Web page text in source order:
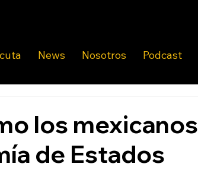
News Nosotros Podcast
los mexicanos
de Estados